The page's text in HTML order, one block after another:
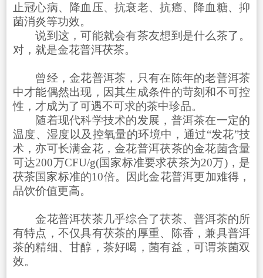
止冠心病、降血压、抗衰老、抗癌、降血糖、抑
菌消炎等功效。
说到这，可能就会有茶友想到是什么茶了。
对，就是金花普洱茯茶。
曾经，金花普洱茶，只有在陈年的老普洱茶
中才能偶然出现，因其生成条件的苛刻和不可控
性，才成为了可遇不可求的茶中珍品。
随着现代科学技术的发展，普洱茶在一定的
温度、湿度以及控氧量的环境中，通过“发花”技
术，亦可长满金花，金花普洱茯茶的金花菌含量
可达200万CFU/g(国家标准要求茯茶为20万)，是
茯茶国家标准的10倍。因此金花普洱更加难得，
品饮价值更高。
金花普洱茯茶几乎综合了茯茶、普洱茶的所
有特点，不仅具有茯茶的厚重、陈香，兼具普洱
茶的精细、甘醇，茶好喝，菌有益，可谓茶菌双
效。